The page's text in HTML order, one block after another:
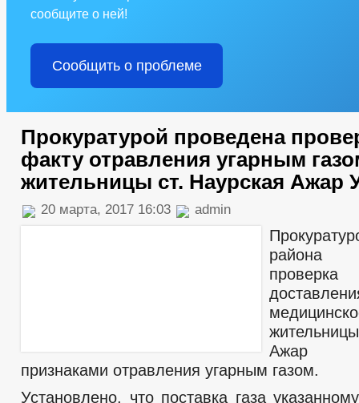
сообщите о ней!
Сообщить о проблеме
Прокуратурой проведена
факту отравления угарным
жительницы ст. Наурская Ажар
20 марта, 2017 16:03 admin
района
Ажар
признаками отравления угарным газом.
Установлено, что поставка газа